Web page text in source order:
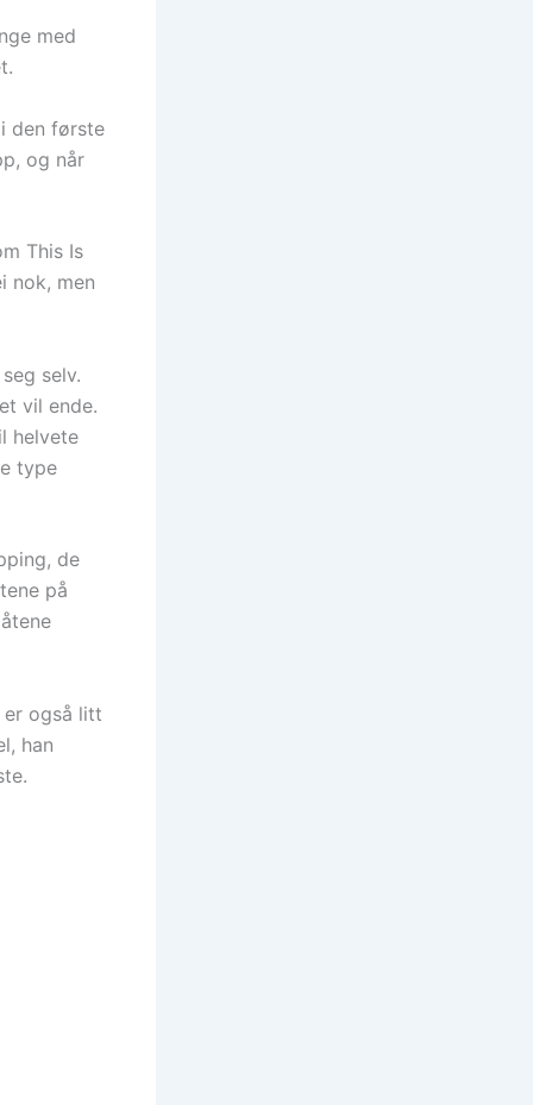
med
den første
og når
This Is
nok, men
selv.
vil ende.
helvete
type
de
på
også litt
han